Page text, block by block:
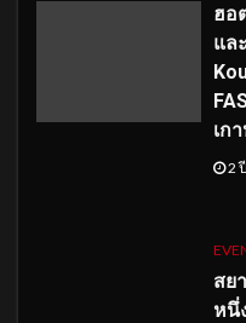
ฮอ
แล
เก
2
สย
หนึ่